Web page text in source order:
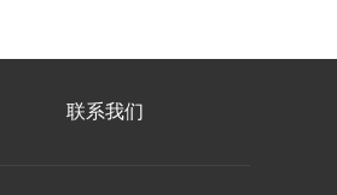
联系我们